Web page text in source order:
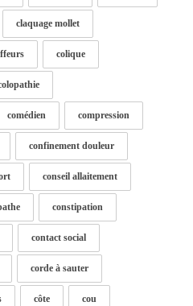
claquage mollet
colique
comédien compression
confinement douleur
conseil allaitement
constipation
contact social
corde à sauter
côte cou